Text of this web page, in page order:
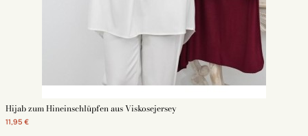
Hijab zum Hineinschlüpfen aus Viskosejersey
11,95 €